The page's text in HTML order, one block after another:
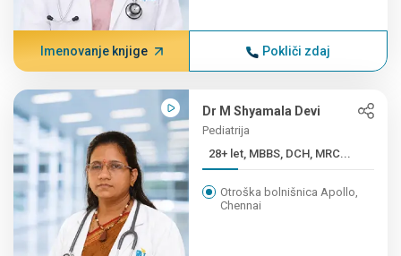
Imenovanje knjige Pokliči zdaj
Dr M Shyamala Devi
Pediatrija
28+ let, MBBS, DCH, MRC...
Otroška bolnišnica Apollo,
Chennai